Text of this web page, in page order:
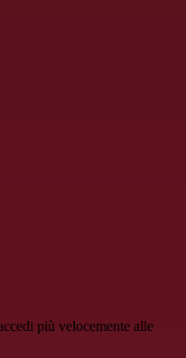
più velocemente alle